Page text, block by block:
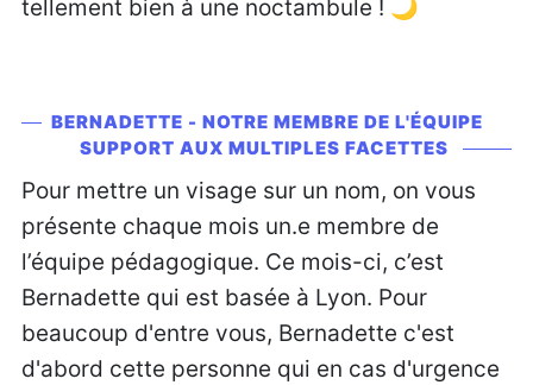
tellement bien à une noctambule ! 🌙
BERNADETTE - NOTRE MEMBRE DE L'ÉQUIPE
SUPPORT AUX MULTIPLES FACETTES
Pour mettre un visage sur un nom, on vous
présente chaque mois un.e membre de
l’équipe pédagogique. Ce mois-ci, c’est
Bernadette qui est basée à Lyon. Pour
beaucoup d'entre vous, Bernadette c'est
d'abord cette personne qui en cas d'urgence